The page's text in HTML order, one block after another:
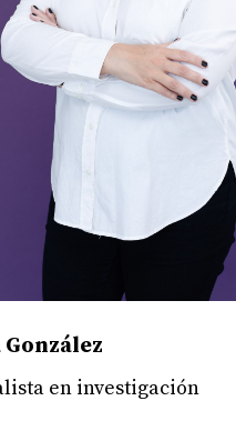
en investigación